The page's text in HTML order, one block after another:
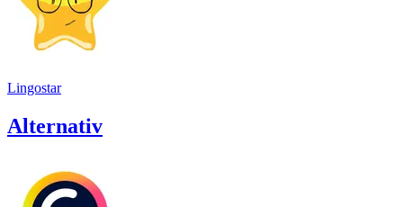
Lingostar
Alternativ